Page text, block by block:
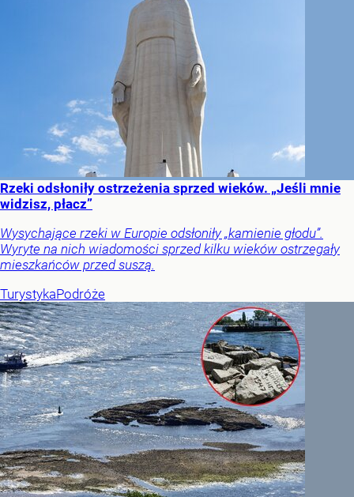
Rzeki odsłoniły ostrzeżenia sprzed wieków. „Jeśli mnie
widzisz, płacz”
Wysychające rzeki w Europie odsłoniły „kamienie głodu”.
Wyryte na nich wiadomości sprzed kilku wieków ostrzegały
mieszkańców przed suszą.
TurystykaPodróże